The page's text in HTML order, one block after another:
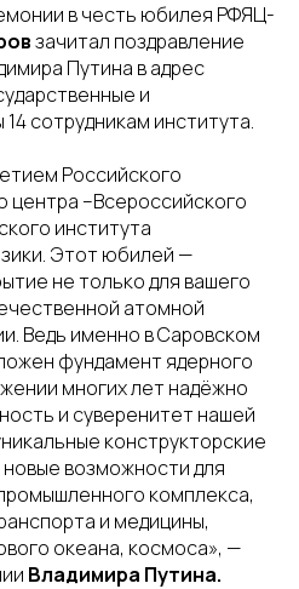
в честь юбилея РФЯЦ-
зачитал поздравление
Путина в адрес
и
сотрудникам института.
Российского
центра –Всероссийского
института
Этот юбилей —
не только для вашего
атомной
Ведь именно в Саровском
фундамент ядерного
многих лет надёжно
и суверенитет нашей
конструкторские
возможности для
комплекса,
и медицины,
океана, космоса», —
Владимира Путина.